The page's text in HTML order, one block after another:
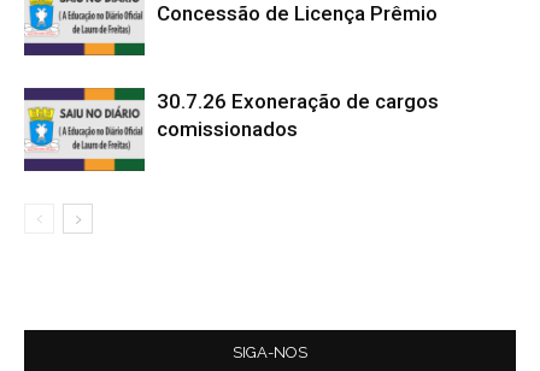
Concessão de Licença Prêmio
30.7.26 Exoneração de cargos
comissionados
SIGA-NOS